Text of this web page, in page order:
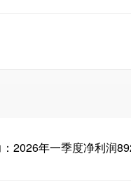
2026年一季度净利润